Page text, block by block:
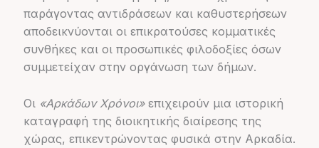
παράγοντας αντιδράσεων και καθυστερήσεων
αποδεικνύονται οι επικρατούσες κομματικές
συνθήκες και οι προσωπικές φιλοδοξίες όσων
συμμετείχαν στην οργάνωση των δήμων.
Οι «Αρκάδων Χρόνοι»επιχειρούν μια ιστορική
καταγραφή της διοικητικής διαίρεσης της
χώρας, επικεντρώνοντας φυσικά στην Αρκαδία.